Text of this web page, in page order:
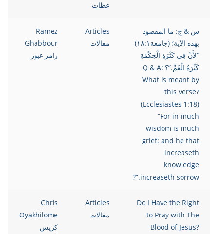
عظات
س & ج: ما المقصود
بهذه الآية؛ (جامعة١٨:١)
“لأَنَّ فِي كَثْرَةِ الْحِكْمَةِ
كَثْرَةُ الْغَمِّ.”؟ Q & A:
What is meant by
this verse?
(Ecclesiastes 1:18)
“For in much
wisdom is much
grief: and he that
increaseth
knowledge
increaseth sorrow.”?
Articles
مقالات
Ramez
Ghabbour
رامز غبور
Do I Have the Right
to Pray with The
Blood of Jesus?
Articles
مقالات
Chris
Oyakhilome
كريس